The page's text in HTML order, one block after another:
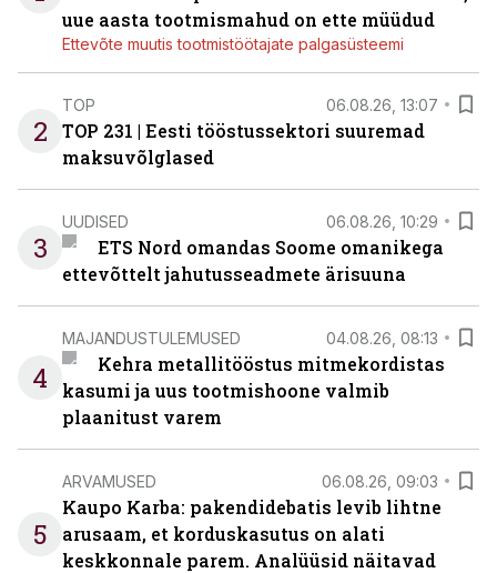
uue aasta tootmismahud on ette müüdud
Ettevõte muutis tootmistöötajate palgasüsteemi
2
TOP 06.08.26, 13:07
TOP 231 | Eesti tööstussektori suuremad
maksuvõlglased
3
UUDISED 06.08.26, 10:29
ETS Nord omandas Soome omanikega
ettevõttelt jahutusseadmete ärisuuna
4
MAJANDUSTULEMUSED 04.08.26, 08:13
Kehra metallitööstus mitmekordistas
kasumi ja uus tootmishoone valmib
plaanitust varem
5
ARVAMUSED 06.08.26, 09:03
Kaupo Karba: pakendidebatis levib lihtne
arusaam, et korduskasutus on alati
keskkonnale parem. Analüüsid näitavad